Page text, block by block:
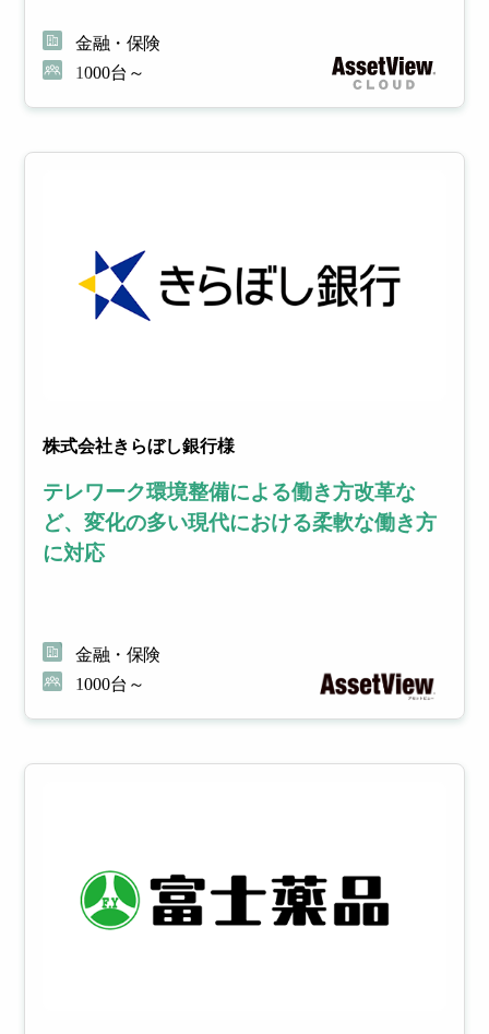
金融・保険
1000台～
株式会社きらぼし銀行様
テレワーク環境整備による働き方改革な
ど、変化の多い現代における柔軟な働き方
に対応
金融・保険
1000台～